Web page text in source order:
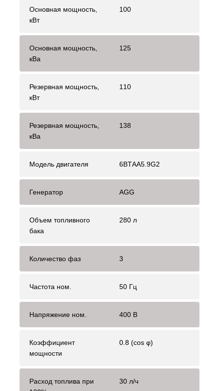
Основная мощность,
кВт
100
Основная мощность,
кВа
125
Резервная мощность,
кВт
110
Резервная мощность,
кВа
138
Модель двигателя 6BTАА5.9G2
Генератор AGG
Объем топливного
бака
280 л
Количество фаз 3
Частота ном. 50 Гц
Напряжение ном. 400 В
Коэффициент
мощности
0.8 (cos φ)
Расход топлива при
30 л/ч